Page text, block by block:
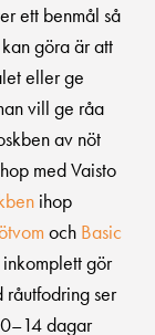
ett benmål så
göra är att
eller ge
vill ge råa
av nöt
med Vaisto
ihop
och Basic
gör
råutfodring ser
dagar